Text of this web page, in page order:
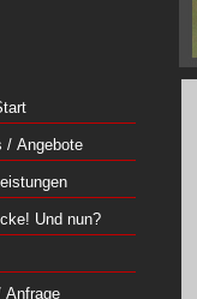
/ Angebote
Und nun?
Anfrage